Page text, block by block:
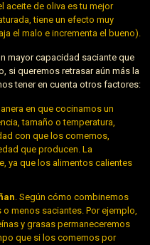
aceite de oliva es tu mejor
tiene un efecto muy
el malo e incrementa el bueno).
mayor capacidad saciante que
si queremos retrasar aún más la
tener en cuenta otros factores:
en que cocinamos un
tamaño o temperatura,
con que los comemos,
que producen. La
ya que los alimentos calientes
. Según cómo combinemos
menos saciantes. Por ejemplo,
y grasas permaneceremos
que si los comemos por